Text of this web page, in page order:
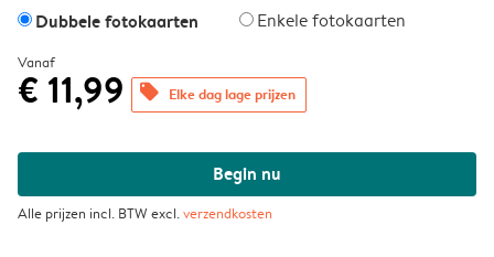
Dubbele fotokaarten Enkele fotokaarten
Vanaf
€ 11,99 offers Elke dag lage prijzen
Begin nu
Alle prijzen incl. BTW excl.verzendkosten